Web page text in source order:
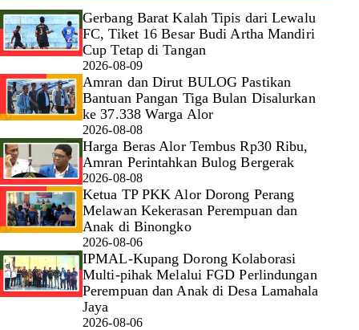
Gerbang Barat Kalah Tipis dari Lewalu
FC, Tiket 16 Besar Budi Artha Mandiri
Cup Tetap di Tangan
2026-08-09
Amran dan Dirut BULOG Pastikan
Bantuan Pangan Tiga Bulan Disalurkan
ke 37.338 Warga Alor
2026-08-08
Harga Beras Alor Tembus Rp30 Ribu,
Amran Perintahkan Bulog Bergerak
2026-08-08
Ketua TP PKK Alor Dorong Perang
Melawan Kekerasan Perempuan dan
Anak di Binongko
2026-08-06
IPMAL-Kupang Dorong Kolaborasi
Multi-pihak Melalui FGD Perlindungan
Perempuan dan Anak di Desa Lamahala
Jaya
2026-08-06